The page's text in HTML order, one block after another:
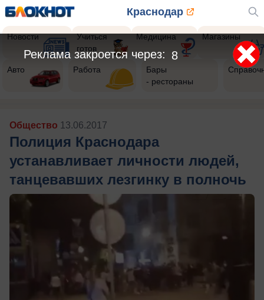
Краснодар
Новости
Учиться
готов
Медицина Магазины
Авто Работа
Бары
- рестораны
Общество 13.06.2017
Полиция Краснодара
устанавливает личности людей,
танцевавших лезгинку в полночь
5
Реклама закроется через: